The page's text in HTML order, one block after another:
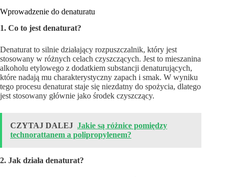
Wprowadzenie do denaturatu
1. Co to jest denaturat?
Denaturat to silnie działający rozpuszczalnik, który jest
stosowany w różnych celach czyszczących. Jest to mieszanina
alkoholu etylowego z dodatkiem substancji denaturujących,
które nadają mu charakterystyczny zapach i smak. W wyniku
tego procesu denaturat staje się niezdatny do spożycia, dlatego
jest stosowany głównie jako środek czyszczący.
CZYTAJ DALEJ Jakie są różnice pomiędzy
technorattanem a polipropylenem?
2. Jak działa denaturat?